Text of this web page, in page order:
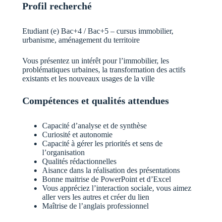
Profil recherché
Etudiant (e) Bac+4 / Bac+5 – cursus immobilier,
urbanisme, aménagement du territoire
Vous présentez un intérêt pour l’immobilier, les
problématiques urbaines, la transformation des actifs
existants et les nouveaux usages de la ville
Compétences et qualités attendues
Capacité d’analyse et de synthèse
Curiosité et autonomie
Capacité à gérer les priorités et sens de
l’organisation
Qualités rédactionnelles
Aisance dans la réalisation des présentations
Bonne maitrise de PowerPoint et d’Excel
Vous appréciez l’interaction sociale, vous aimez
aller vers les autres et créer du lien
Maîtrise de l’anglais professionnel